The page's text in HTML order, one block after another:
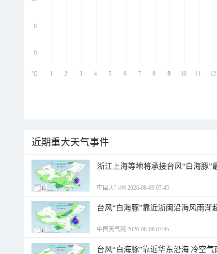
8
0
1 2 3 4 5 6 7 8 9 10 11 12
℃
近期重大天气事件
浙江上海等地将承接台风“白海豚”
中国天气网 2026-08-09 07:45
台风“白海豚”靠近浙闽沿海风雨渐
中国天气网 2026-08-08 07:45
台风“白海豚”靠近华东沿海 冷空